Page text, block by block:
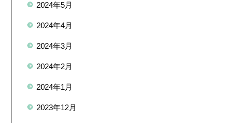
2024年5月
2024年4月
2024年3月
2024年2月
2024年1月
2023年12月